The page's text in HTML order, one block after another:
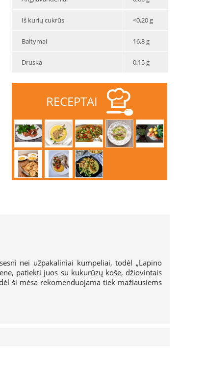
Iš kurių cukrūs <0,20 g
Baltymai 16,8 g
Druska 0,15 g
RECEPTAI
nei užpakaliniai kumpeliai, todėl „Lapino
patiekti juos su kukurūzų koše, džiovintais
ši mėsa rekomenduojama tiek mažiausiems